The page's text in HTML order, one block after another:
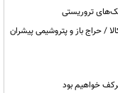
بورس کالا / حراج باز و پتروشیمی پیشران
خواهیم بود